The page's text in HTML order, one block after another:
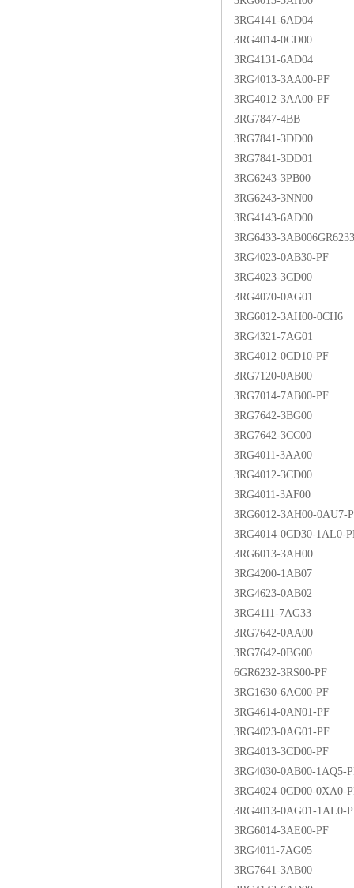
3RG4141-6AD04
3RG4014-0CD00
3RG4131-6AD04
3RG4013-3AA00-PF
3RG4012-3AA00-PF
3RG7847-4BB
3RG7841-3DD00
3RG7841-3DD01
3RG6243-3PB00
3RG6243-3NN00
3RG4143-6AD00
3RG6433-
3RG4023-0AB30-PF
3RG4023-3CD00
3RG4070-0AG01
3RG6012-3AH00-0CH6
3RG4321-7AG01
3RG4012-0CD10-PF
3RG7120-0AB00
3RG7014-7AB00-PF
3RG7642-3BG00
3RG7642-3CC00
3RG4011-3AA00
3RG4012-3CD00
3RG4011-3AF00
3RG6012-3AH00-0AU7-
3RG4014-0CD30-1AL0-
3RG6013-3AH00
3RG4200-1AB07
3RG4623-0AB02
3RG4111-7AG33
3RG7642-0AA00
3RG7642-0BG00
6GR6232-3RS00-PF
3RG1630-6AC00-PF
3RG4614-0AN01-PF
3RG4023-0AG01-PF
3RG4013-3CD00-PF
3RG4030-0AB00-1AQ5-
3RG4024-0CD00-0XA0-
3RG4013-0AG01-1AL0-
3RG6014-3AE00-PF
3RG4011-7AG05
3RG7641-3AB00